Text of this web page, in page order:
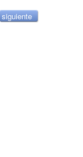
siguiente